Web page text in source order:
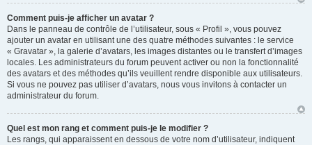
Comment puis-je afficher un avatar ?
Dans le panneau de contrôle de l’utilisateur, sous « Profil », vous pouvez
ajouter un avatar en utilisant une des quatre méthodes suivantes : le service
« Gravatar », la galerie d’avatars, les images distantes ou le transfert d’images
locales. Les administrateurs du forum peuvent activer ou non la fonctionnalité
des avatars et des méthodes qu’ils veuillent rendre disponible aux utilisateurs.
Si vous ne pouvez pas utiliser d’avatars, nous vous invitons à contacter un
administrateur du forum.
Quel est mon rang et comment puis-je le modifier ?
Les rangs, qui apparaissent en dessous de votre nom d’utilisateur, indiquent